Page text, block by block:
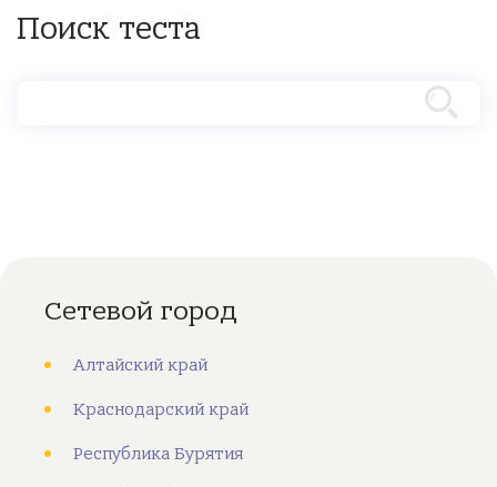
Поиск теста
Сетевой город
Алтайский край
Краснодарский край
Республика Бурятия